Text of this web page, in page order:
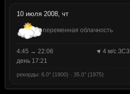
10 июля 2008, чт
переменная облачность
4:45 → 22:06
4 м/с ЗСЗ
день 17:21
рекорды: 6.0° (1900) · 35.0° (1975)